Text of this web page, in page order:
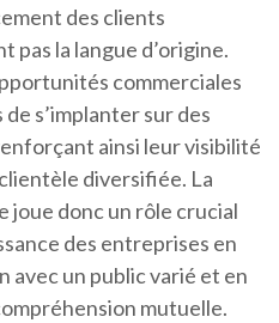
des clients
pas la langue d’origine.
commerciales
s’implanter sur des
ainsi leur visibilité
diversifiée. La
donc un rôle crucial
des entreprises en
avec un public varié et en
mutuelle.